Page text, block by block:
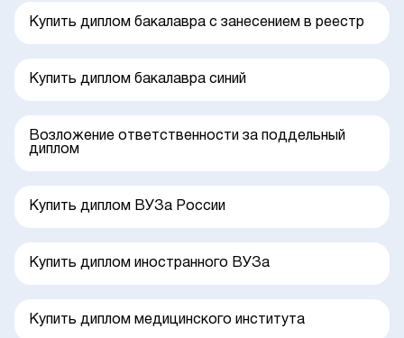
Купить диплом бакалавра с занесением в реестр
Купить диплом бакалавра синий
Возложение ответственности за поддельный
диплом
Купить диплом ВУЗа России
Купить диплом иностранного ВУЗа
Купить диплом медицинского института